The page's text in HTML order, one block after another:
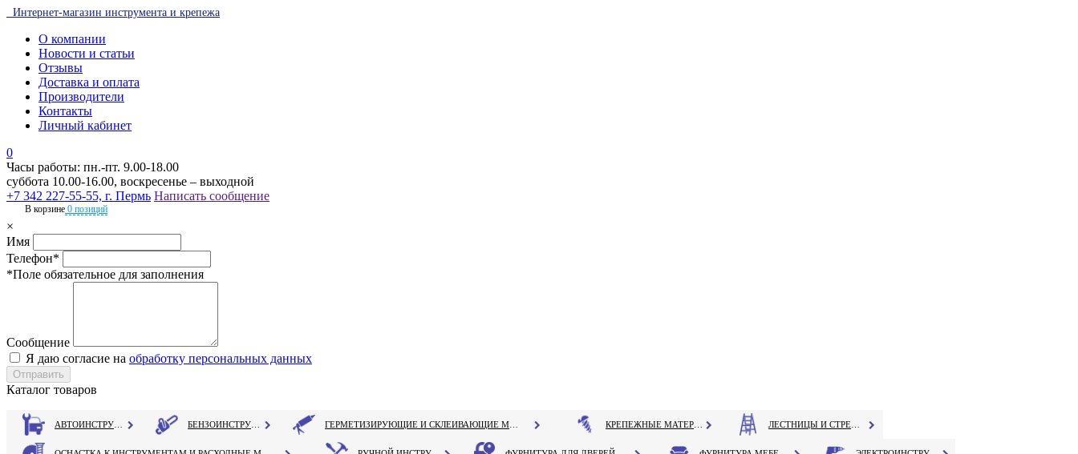
Интернет-магазин инструмента и крепежа
О компании
Новости и статьи
Отзывы
Доставка и оплата
Производители
Контакты
Личный кабинет
0
Часы работы: пн.-пт. 9.00-18.00
суббота 10.00-16.00, воскресенье – выходной
+7 342 227-55-55, г. Пермь Написать сообщение
В корзине 0 позиций
×
Имя
Телефон*
*Поле обязательное для заполнения
Сообщение
Я даю согласие на обработку персональных данных
Каталог товаров